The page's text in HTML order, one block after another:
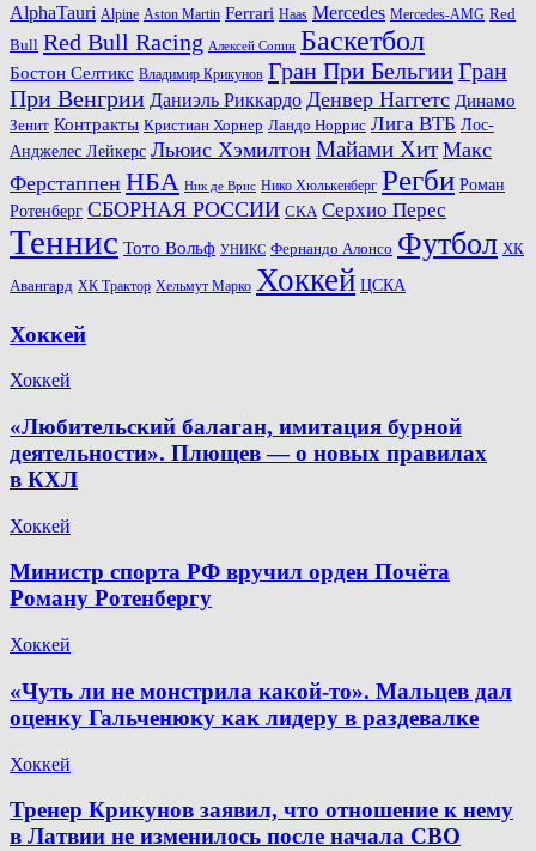
AlphaTauri Alpine Aston Martin Ferrari Haas Mercedes Mercedes-AMG Red
Bull Red Bull Racing Алексей Сопин Баскетбол
Бостон Селтикс Владимир Крикунов Гран При БельгииГран
При Венгрии Даниэль Риккардо Денвер Наггетс Динамо
Зенит Контракты Кристиан Хорнер Ландо Норрис Лига ВТБ Лос-
Анджелес Лейкерс Льюис Хэмилтон Майами Хит Макс
Ферстаппен НБА Ник де Врис Нико Хюлькенберг Регби Роман
Ротенберг СБОРНАЯ РОССИИ СКА Серхио Перес
Теннис Тото Вольф УНИКС Фернандо Алонсо Футбол ХК
Авангард ХК Трактор Хельмут Марко Хоккей ЦСКА
Хоккей
Хоккей
«Любительский балаган, имитация бурной
деятельности». Плющев — о новых правилах
в КХЛ
Хоккей
Министр спорта РФ вручил орден Почёта
Роману Ротенбергу
Хоккей
«Чуть ли не монстрила какой-то». Мальцев дал
оценку Гальченюку как лидеру в раздевалке
Хоккей
Тренер Крикунов заявил, что отношение к нему
в Латвии не изменилось после начала СВО